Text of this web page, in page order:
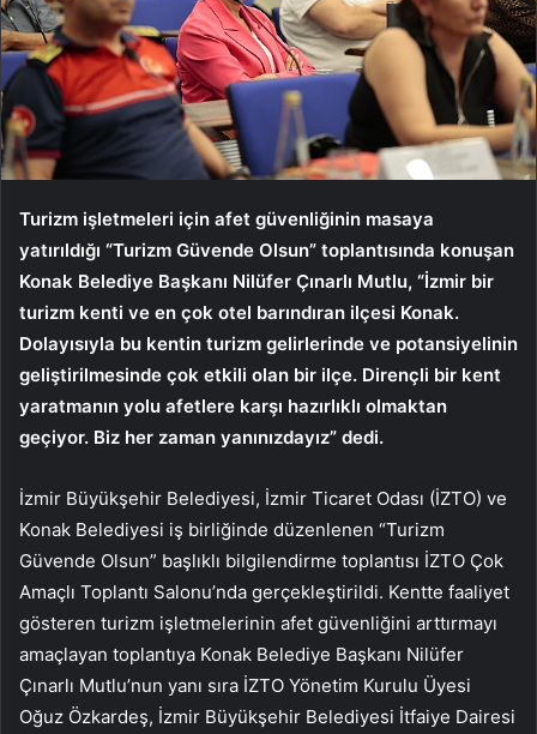
Turizm işletmeleri için afet güvenliğinin masaya
yatırıldığı “Turizm Güvende Olsun” toplantısında konuşan
Konak Belediye Başkanı Nilüfer Çınarlı Mutlu, “İzmir bir
turizm kenti ve en çok otel barındıran ilçesi Konak.
Dolayısıyla bu kentin turizm gelirlerinde ve potansiyelinin
geliştirilmesinde çok etkili olan bir ilçe. Dirençli bir kent
yaratmanın yolu afetlere karşı hazırlıklı olmaktan
geçiyor. Biz her zaman yanınızdayız” dedi.
İzmir Büyükşehir Belediyesi, İzmir Ticaret Odası (İZTO) ve
Konak Belediyesi iş birliğinde düzenlenen “Turizm
Güvende Olsun” başlıklı bilgilendirme toplantısı İZTO Çok
Amaçlı Toplantı Salonu’nda gerçekleştirildi. Kentte faaliyet
gösteren turizm işletmelerinin afet güvenliğini arttırmayı
amaçlayan toplantıya Konak Belediye Başkanı Nilüfer
Çınarlı Mutlu’nun yanı sıra İZTO Yönetim Kurulu Üyesi
Oğuz Özkardeş, İzmir Büyükşehir Belediyesi İtfaiye Dairesi